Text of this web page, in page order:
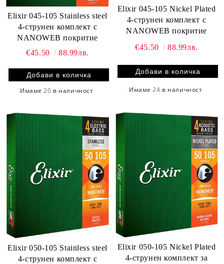
Elixir 045-105 Stainless steel
4-струнен комплект с
NANOWEB покритие
€45.50
88.99лв.
Имаме20 в наличност
Elixir 045-105 Nickel Plated
4-струнен комплект с
NANOWEB покритие
€45.50
88.99лв.
Имаме24 в наличност
Elixir 050-105 Stainless steel
4-струнен комплект с
Elixir 050-105 Nickel Plated
4-струнен комплект за